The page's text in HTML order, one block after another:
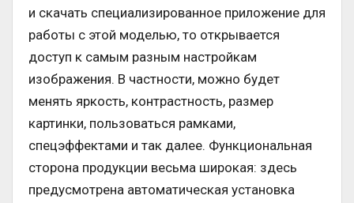
и скачать специализированное приложение для
работы с этой моделью, то открывается
доступ к самым разным настройкам
изображения. В частности, можно будет
менять яркость, контрастность, размер
картинки, пользоваться рамками,
спецэффектами и так далее. Функциональная
сторона продукции весьма широкая: здесь
предусмотрена автоматическая установка